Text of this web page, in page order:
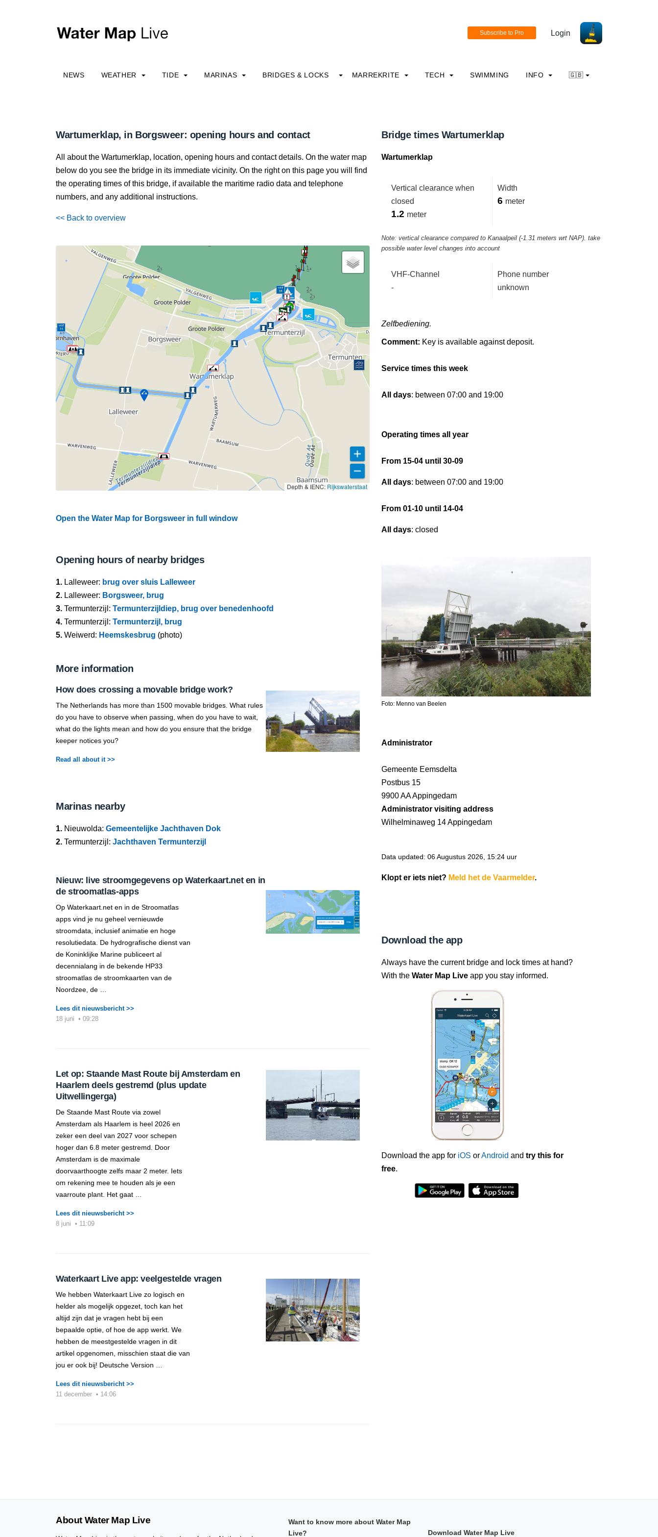
Login
NEWS WEATHER TIDE MARINAS BRIDGES & LOCKS MARREKRITE TECH SWIMMING INFO 🇬🇧
Wartumerklap, in Borgsweer: opening hours and contact
All about the Wartumerklap, location, opening hours and contact details. On the water map
below do you see the bridge in its immediate vicinity. On the right on this page you will find
the operating times of this bridge, if available the maritime radio data and telephone
numbers, and any additional instructions.
<< Back to overview
Depth & IENC: Rijkswaterstaat
Open the Water Map for Borgsweer in full window
Opening hours of nearby bridges
1. Lalleweer: brug over sluis Lalleweer
2. Lalleweer: Borgsweer, brug
3. Termunterzijl: Termunterzijldiep, brug over benedenhoofd
4. Termunterzijl: Termunterzijl, brug
5. Weiwerd: Heemskesbrug (photo)
More information
How does crossing a movable bridge work?
The Netherlands has more than 1500 movable bridges. What rules
do you have to observe when passing, when do you have to wait,
what do the lights mean and how do you ensure that the bridge
keeper notices you?
Read all about it >>
Marinas nearby
1. Nieuwolda: Gemeentelijke Jachthaven Dok
2. Termunterzijl: Jachthaven Termunterzijl
Nieuw: live stroomgegevens op Waterkaart.net en in
de stroomatlas-apps
Op Waterkaart.net en in de Stroomatlas
apps vind je nu geheel vernieuwde
stroomdata, inclusief animatie en hoge
resolutiedata. De hydrografische dienst van
de Koninklijke Marine publiceert al
decennialang in de bekende HP33
stroomatlas de stroomkaarten van de
Noordzee, de …
Lees dit nieuwsbericht >>
18 juni • 09:28
Let op: Staande Mast Route bij Amsterdam en
Haarlem deels gestremd (plus update
Uitwellingerga)
De Staande Mast Route via zowel
Amsterdam als Haarlem is heel 2026 en
zeker een deel van 2027 voor schepen
hoger dan 6.8 meter gestremd. Door
Amsterdam is de maximale
doorvaarthoogte zelfs maar 2 meter. Iets
om rekening mee te houden als je een
vaarroute plant. Het gaat …
Lees dit nieuwsbericht >>
8 juni • 11:09
Waterkaart Live app: veelgestelde vragen
We hebben Waterkaart Live zo logisch en
helder als mogelijk opgezet, toch kan het
altijd zijn dat je vragen hebt bij een
bepaalde optie, of hoe de app werkt. We
hebben de meestgestelde vragen in dit
artikel opgenomen, misschien staat die van
jou er ook bij! Deutsche Version …
Lees dit nieuwsbericht >>
11 december • 14:06
Bridge times Wartumerklap
Wartumerklap
Vertical clearance when
closed
1.2 meter
Width
6 meter
Note: vertical clearance compared to Kanaalpeil (-1.31 meters wrt NAP). take
possible water level changes into account
VHF-Channel
-
Phone number
unknown
Zelfbediening.
Comment: Key is available against deposit.
Service times this week
All days: between 07:00 and 19:00
Operating times all year
From 15-04 until 30-09
All days: between 07:00 and 19:00
From 01-10 until 14-04
All days: closed
Foto: Menno van Beelen
Administrator
Gemeente Eemsdelta
Postbus 15
9900 AA Appingedam
Administrator visiting address
Wilhelminaweg 14 Appingedam
Data updated: 06 Augustus 2026, 15:24 uur
Klopt er iets niet? Meld het de Vaarmelder.
Download the app
Always have the current bridge and lock times at hand?
With the Water Map Live app you stay informed.
Download the app for iOS orAndroid and try this for
free.
About Water Map Live
Want to know more about Water Map
Live?
Download Water Map Live